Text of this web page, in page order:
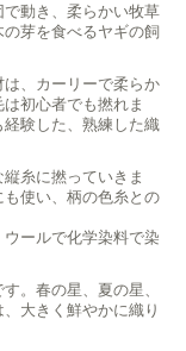
動き、柔らかい牧草
芽を食べるヤギの飼
、カーリーで柔らか
初心者でも撚れま
験した、熟練した織
糸に撚っていきま
使い、柄の色糸との
ールで化学染料で染
。春の星、夏の星、
大きく鮮やかに織り